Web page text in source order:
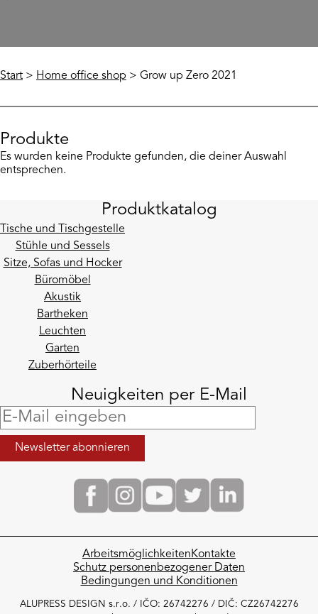
Start > Home office shop > Grow up Zero 2021
Produkte
Es wurden keine Produkte gefunden, die deiner Auswahl
entsprechen.
Produktkatalog
Tische und Tischgestelle
Stühle und Sessels
Sitze, Sofas und Hocker
Büromöbel
Akustik
Bartheken
Leuchten
Garten
Zuberhörteile
Neuigkeiten per E-Mail
ArbeitsmöglichkeitenKontakte
Schutz personenbezogener Daten
Bedingungen und Konditionen
ALUPRESS DESIGN s.r.o. / IČO: 26742276 / DIČ: CZ26742276